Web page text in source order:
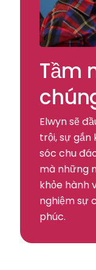
Tầm
Elwyn sẽ
trội, sự
sóc chu
mà những
khỏe hành
nghiệm sự
phúc.